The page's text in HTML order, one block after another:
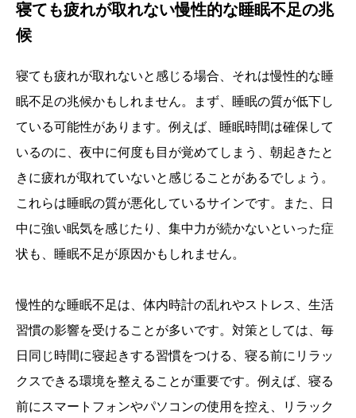
寝ても疲れが取れない慢性的な睡眠不足の兆
候
寝ても疲れが取れないと感じる場合、それは慢性的な睡
眠不足の兆候かもしれません。まず、睡眠の質が低下し
ている可能性があります。例えば、睡眠時間は確保して
いるのに、夜中に何度も目が覚めてしまう、朝起きたと
きに疲れが取れていないと感じることがあるでしょう。
これらは睡眠の質が悪化しているサインです。また、日
中に強い眠気を感じたり、集中力が続かないといった症
状も、睡眠不足が原因かもしれません。
慢性的な睡眠不足は、体内時計の乱れやストレス、生活
習慣の影響を受けることが多いです。対策としては、毎
日同じ時間に寝起きする習慣をつける、寝る前にリラッ
クスできる環境を整えることが重要です。例えば、寝る
前にスマートフォンやパソコンの使用を控え、リラック